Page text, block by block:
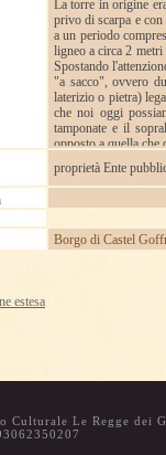
La torre in origine
privo di scarpa e
a un periodo
ligneo a circa 2 metri
Spostando
"a sacco", ovvero
laterizio o pietra)
che noi oggi
tamponate e il
opposto a quella che
quadrato di pietre
piano che si sporge
il varco della torre.
l'aggiunta del
proprietà Ente
Borgo di Castel
estesa
Culturale Le Regge dei